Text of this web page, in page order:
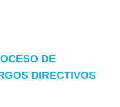
DE
DIRECTIVOS